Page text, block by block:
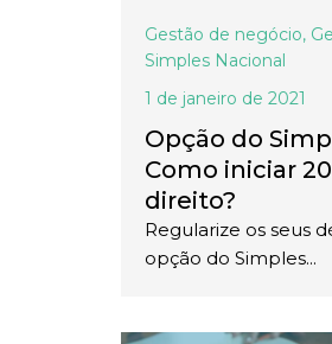
Gestão de negócio,
Simples Nacional
1 de janeiro de 2021
Opção do
Como iniciar
direito?
Regularize os seus
opção do Simples...